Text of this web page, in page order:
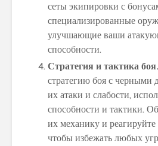
сеты экипировки с
специализированные
улучшающие ваши
способности.
Стратегия и тактика боя.
стратегию боя с черными
их атаки и слабости,
способности и тактики.
их механику и реагируйте
чтобы избежать любых